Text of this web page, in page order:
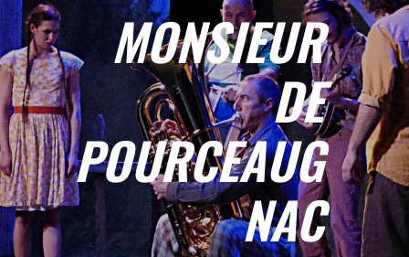
MONSIEUR
DE
POURCEAUG
NAC